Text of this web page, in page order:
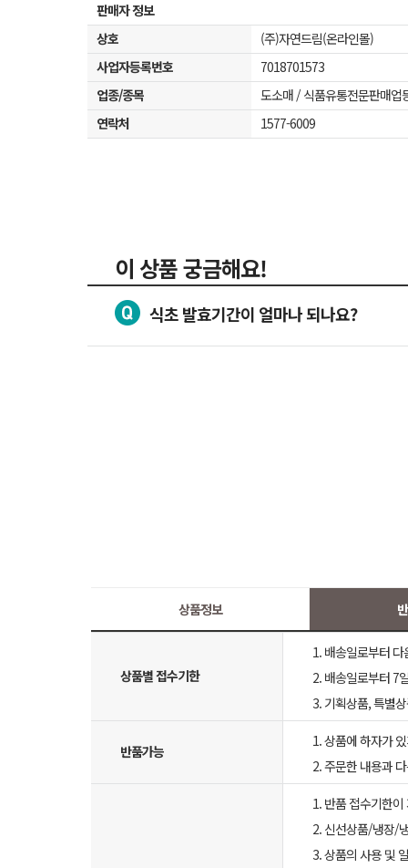
판매자 정보
상호
(주)자연드림(온라인몰)
사업자등록번호
7018701573
업종/종목
도소매 / 식품유통전문판매업
연락처
1577-6009
이 상품 궁금해요!
식초 발효기간이 얼마나 되나요?
상품정보
상품별 접수기한
1. 배송일로부터
2. 배송일로부터 7
3. 기획상품, 특별
반품가능
1. 상품에 하자가
2. 주문한 내용과
1. 반품 접수기한이
2. 신선상품/냉장/
3. 상품의 사용 및